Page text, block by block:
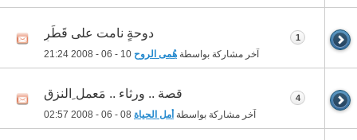
دوحةٍ نامت على قَطَرِ
آخر مشاركة بواسطة هُمى الروح 21:24
1
قصة .. ورثاء .. مَعمل ِالنزق
آخر مشاركة بواسطة أمل الحياة 02:57
4